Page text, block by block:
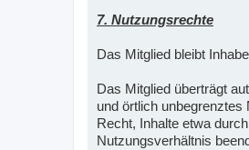
7. Nutzungsrechte
Das Mitglied bleibt
Das Mitglied überträgt
und örtlich
Recht, Inhalte etwa
Nutzungsverhältnis